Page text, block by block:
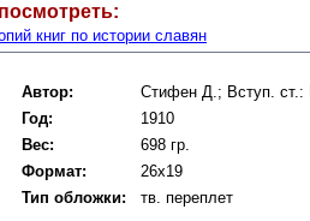
книг по истории славян
Автор:
Стифен Д.; Вступ.
Год:
1910
Вес:
698 гр.
Формат:
26x19
Тип обложки:
тв. переплет